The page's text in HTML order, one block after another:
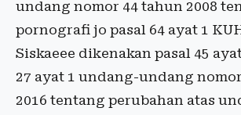
undang nomor 44 tahun 2008
pornografi jo pasal 64 ayat 1
Siskaeee dikenakan pasal 45
27 ayat 1 undang-undang
2016 tentang perubahan atas